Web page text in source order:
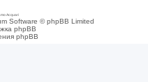
Acquari
Software © phpBB Limited
phpBB
phpBB